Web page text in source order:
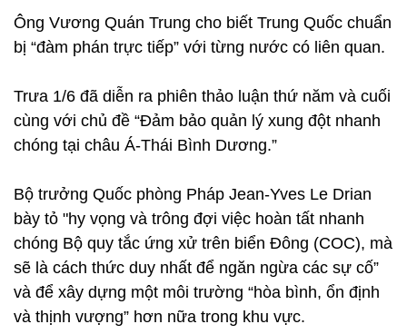
Ông Vương Quán Trung cho biết Trung Quốc chuẩn
bị “đàm phán trực tiếp” với từng nước có liên quan.
Trưa 1/6 đã diễn ra phiên thảo luận thứ năm và cuối
cùng với chủ đề “Đảm bảo quản lý xung đột nhanh
chóng tại châu Á-Thái Bình Dương.”
Bộ trưởng Quốc phòng Pháp Jean-Yves Le Drian
bày tỏ "hy vọng và trông đợi việc hoàn tất nhanh
chóng Bộ quy tắc ứng xử trên biển Đông (COC), mà
sẽ là cách thức duy nhất để ngăn ngừa các sự cố”
và để xây dựng một môi trường “hòa bình, ổn định
và thịnh vượng” hơn nữa trong khu vực.